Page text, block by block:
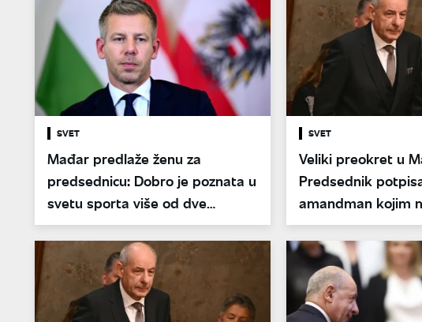
SVET
Mađar predlaže ženu za
predsednicu: Dobro je poznata u
svetu sporta više od dve
decenije
SVET
Veliki preokret u
Predsednik
amandman kojim
mandat